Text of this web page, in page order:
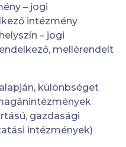
– jogi
intézmény
– jogi
mellérendelt
különbséget
gazdasági
intézmények)